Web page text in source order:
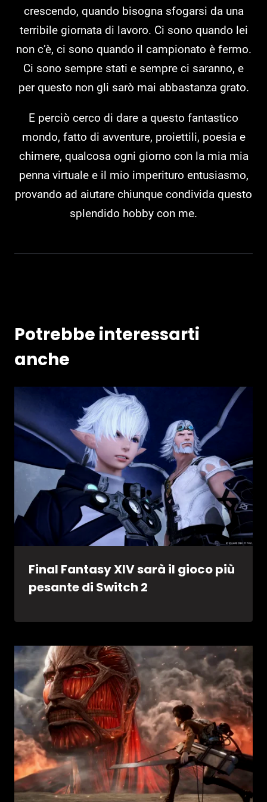
crescendo, quando bisogna sfogarsi da una
terribile giornata di lavoro. Ci sono quando lei
non c’è, ci sono quando il campionato è fermo.
Ci sono sempre stati e sempre ci saranno, e
per questo non gli sarò mai abbastanza grato.
E perciò cerco di dare a questo fantastico
mondo, fatto di avventure, proiettili, poesia e
chimere, qualcosa ogni giorno con la mia mia
penna virtuale e il mio imperituro entusiasmo,
provando ad aiutare chiunque condivida questo
splendido hobby con me.
Potrebbe interessarti
anche
Final Fantasy XIV sarà il gioco più
pesante di Switch 2